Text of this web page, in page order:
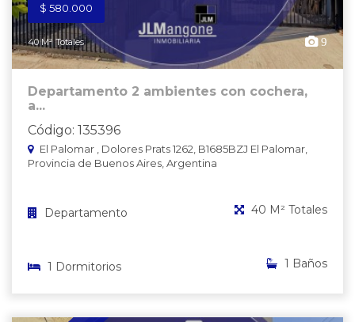
$ 580.000
40 M² Totales 9
Departamento 2 ambientes con cochera,
a...
Código: 135396
El Palomar , Dolores Prats 1262, B1685BZJ El Palomar,
Provincia de Buenos Aires, Argentina
Departamento 40 M² Totales
1 Dormitorios 1 Baños